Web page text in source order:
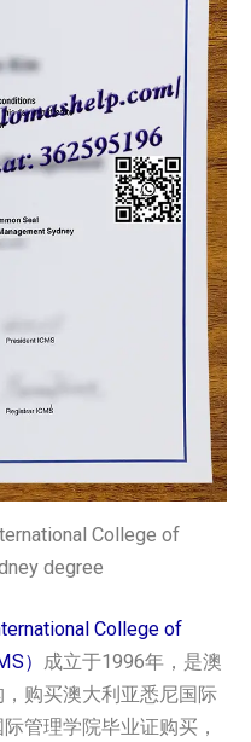
College of
degree
College of
） 成立于1996年，是澳
购买澳大利亚悉尼国际
管理学院毕业证购买，